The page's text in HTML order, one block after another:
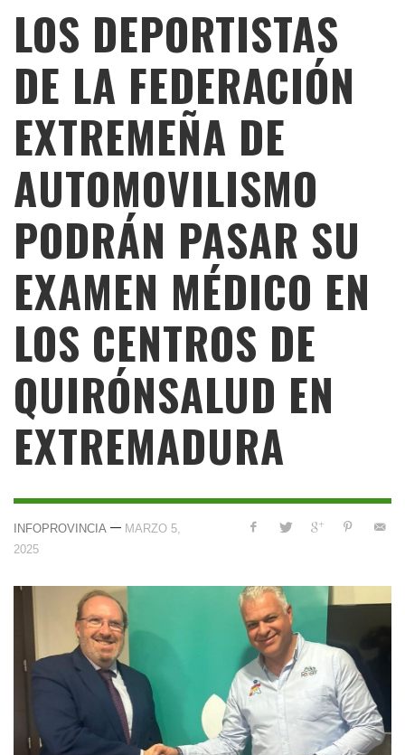
LOS DEPORTISTAS
DE LA FEDERACIÓN
EXTREMEÑA DE
AUTOMOVILISMO
PODRÁN PASAR SU
EXAMEN MÉDICO EN
LOS CENTROS DE
QUIRÓNSALUD EN
EXTREMADURA
INFOPROVINCIA — MARZO 5,
2025